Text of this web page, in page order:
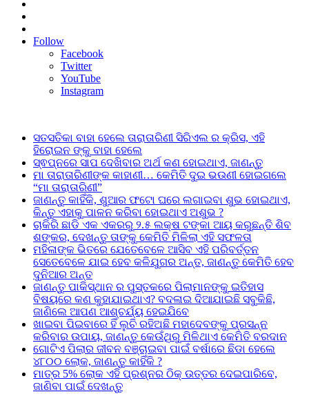
In
Follow
Facebook
Twitter
YouTube
Instagram
ସତସତିକା ବାହା ହେଲେ ତାରାତାରିଣୀ ସିରିଏଲ ର କ୍ରିସ, ଏହି
ହିରୋଇନ ଙ୍କୁ ବାହା ହେଲେ
ସ୍ଵପ୍ନରେ ସାପ ଦେଖିବାର ଅର୍ଥ କଣ ହୋଇଥାଏ, ଜାଣନ୍ତୁ
ମା ତାରାତାରିଣୀଙ୍କ କାହାଣୀ… କେମିତି ଦୁଇ ଭଉଣୀ ହୋଇଗଲେ
“ମା ତାରାତାରିଣୀ”
ଜାଣନ୍ତୁ କାହିଁକି, ଶୁଆର ଫଟୋ ଘରେ ଲଗାଇବା ଶୁଭ ହୋଇଥାଏ,
କିନ୍ତୁ ଏହାକୁ ପାଳନ କରିବା ହୋଇଥାଏ ଅଶୁଭ ?
ଚାକିରି ଛାଡି ଏକ ଏକରରୁ ୨.୫ ଲକ୍ଷ ଟଙ୍କା ଆୟ କରୁଛନ୍ତି ଶିବ
ଶଙ୍କର, ଦେଖନ୍ତୁ ତାଙ୍କୁ କେମିତି ମିଳିଲା ଏହି ସଫଳତା
ମହିଳାଙ୍କ ଭିତରେ ଯେତେବେଳେ ଆସିବ ଏହି ପରିବର୍ତ୍ତନ
ସେତେବେଳେ ଯାଇ ହେବ କଳିଯୁଗର ଅନ୍ତ, ଜାଣନ୍ତୁ କେମିତି ହେବ
ଦୁନିଆର ଅନ୍ତ
ଜାଣନ୍ତୁ ପାକିସ୍ଥାନ ର ପୁସ୍ତକରେ ପିଲାମାନଙ୍କୁ ଇତିହାସ
ବିଷୟରେ କଣ କୁହାଯାଇଥାଏ? ବଦଳାଇ ଦିଆଯାଇଛି ସବୁକିଛି,
ଜାଣିଲେ ଆପଣ ଆଶ୍ଚର୍ଯ୍ୟ ହେଇଯିବେ
ଖାଇବା ପିଇବାରେ ହିଁ ଲୁଚି ରହିଅଛି ମହାଦେବଙ୍କୁ ପ୍ରସନ୍ନ
କରିବାର ଉପାୟ, ଜାଣନ୍ତୁ କେଉଁଥିରୁ ମିଳିଥାଏ କେମିତି ବରଦାନ
ଗୋଟିଏ ପିଲାର ଜୀବନ ବଞ୍ଚାଇବା ପାଇଁ ବର୍ଷାରେ ଛିଡା ହେଲେ
୪୮୦୦ ଲୋକ, ଜାଣନ୍ତୁ କାହିଁକି ?
ମାତ୍ର 5% ଲୋକ ଏହି ପ୍ରଶ୍ନର ଠିକ୍ ଉତ୍ତର ଦେଇପାରିବେ,
ଜାଣିବା ପାଇଁ ଦେଖନ୍ତୁ